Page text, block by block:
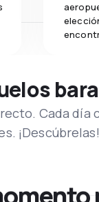
Cada
¡Descúbrelas!